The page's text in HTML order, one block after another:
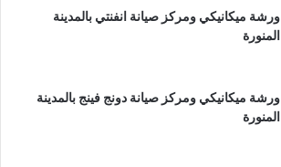
ورشة ميكانيكي ومركز صيانة انفنتي بالمدينة
المنورة
ورشة ميكانيكي ومركز صيانة دونج فينج بالمدينة
المنورة